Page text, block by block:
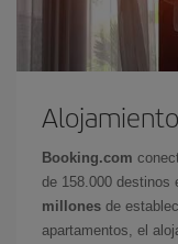
Booking.com
de 158.000 destinos
millones de
apartamentos, el